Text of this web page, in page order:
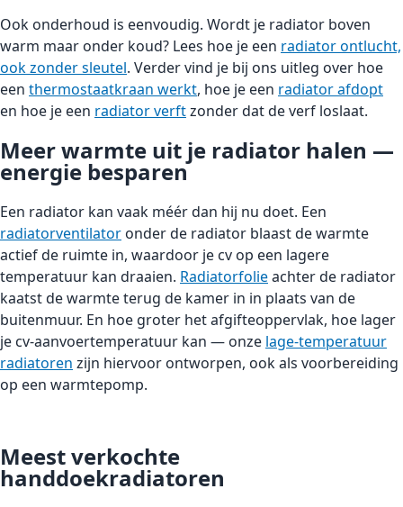
Ook onderhoud is eenvoudig. Wordt je radiator boven
warm maar onder koud? Lees hoe je een radiator ontlucht,
ook zonder sleutel. Verder vind je bij ons uitleg over hoe
een thermostaatkraan werkt, hoe je een radiator afdopt
en hoe je een radiator verftzonder dat de verf loslaat.
Meer warmte uit je radiator halen —
energie besparen
Een radiator kan vaak méér dan hij nu doet. Een
radiatorventilator onder de radiator blaast de warmte
actief de ruimte in, waardoor je cv op een lagere
temperatuur kan draaien. Radiatorfolieachter de radiator
kaatst de warmte terug de kamer in in plaats van de
buitenmuur. En hoe groter het afgifteoppervlak, hoe lager
je cv-aanvoertemperatuur kan — onze lage-temperatuur
radiatoren zijn hiervoor ontworpen, ook als voorbereiding
op een warmtepomp.
Meest verkochte
handdoekradiatoren